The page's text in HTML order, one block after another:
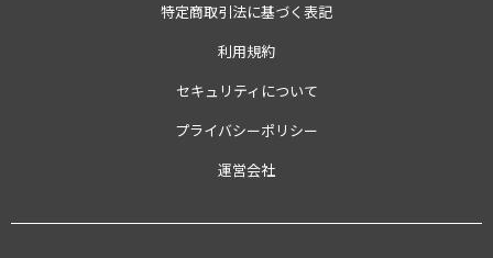
特定商取引法に基づく表記
利用規約
セキュリティについて
プライバシーポリシー
運営会社